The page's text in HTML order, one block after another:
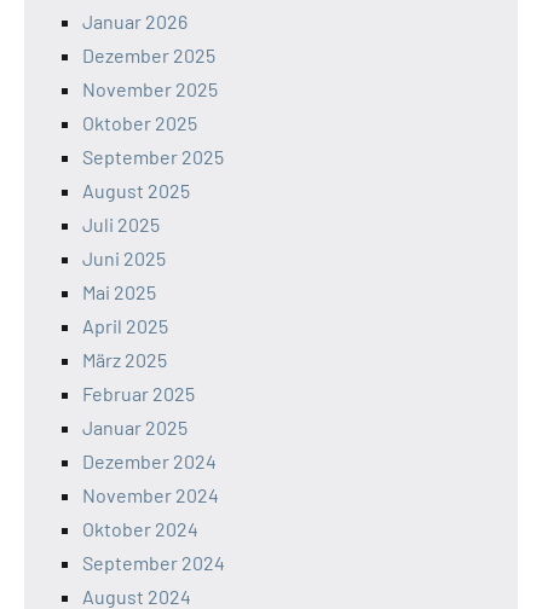
Januar 2026
Dezember 2025
November 2025
Oktober 2025
September 2025
August 2025
Juli 2025
Juni 2025
Mai 2025
April 2025
März 2025
Februar 2025
Januar 2025
Dezember 2024
November 2024
Oktober 2024
September 2024
August 2024